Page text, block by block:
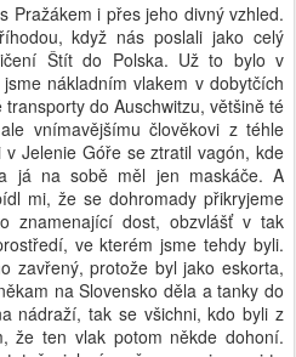
Pražákem i přes jeho divný vzhled.
když nás poslali jako celý
Štít do Polska. Už to bylo v
nákladním vlakem v dobytčích
do Auschwitzu, většině té
vnímavějšímu člověkovi z téhle
Jelenie Góře se ztratil vagón, kde
já na sobě měl jen maskáče. A
mi, že se dohromady přikryjeme
znamenající dost, obzvlášť v tak
ve kterém jsme tehdy byli.
zavřený, protože byl jako eskorta,
na Slovensko děla a tanky do
nádraží, tak se všichni, kdo byli z
že ten vlak potom někde dohoní.